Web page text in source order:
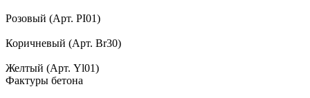
Розовый (Арт. PI01)
Коричневый (Арт. Br30)
Желтый (Арт. Yl01)
Фактуры бетона